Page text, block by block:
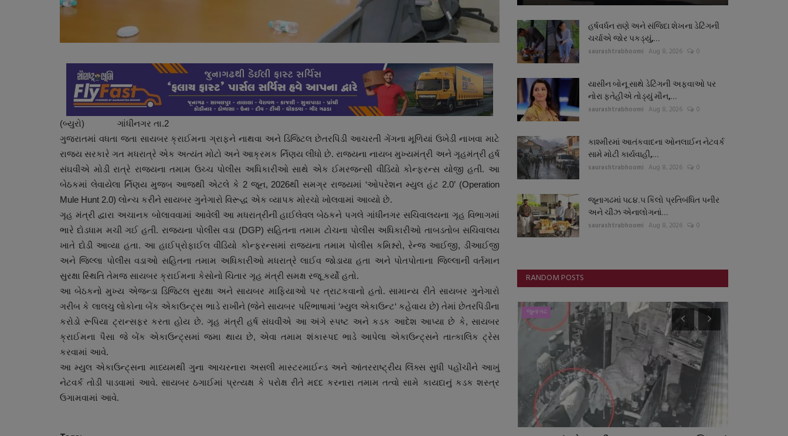
(બ્યુરો) ગાંધીનગર તા.2
ગુજરાતમાં વધતા જતા સાયબર ક્રાઈમના ગ્રાફને નાથવા અને ડિજિટલ છેતરપિંડી આચરતી ગેંગના મૂળિયાં ઉખેડી નાખવા માટે
રાજ્ય સરકારે ગત મધરાત્રે એક અત્યંત મોટો અને આક્રમક ર્નિણય લીધો છે. રાજ્યના નાયબ મુખ્યમંત્રી અને ગૃહમંત્રી હર્ષ
સંઘવીએ મોડી રાત્રે રાજ્યના તમામ ઉચ્ચ પોલીસ અધિકારીઓ સાથે એક ઈમરજન્સી વીડિયો કોન્ફરન્સ યોજી હતી. આ
બેઠકમાં લેવાયેલા ર્નિણય મુજબ આજથી એટલે કે 2 જૂન, 2026થી સમગ્ર રાજ્યમાં ‘ઓપરેશન મ્યુલ હંટ 2.0’ (Operation
Mule Hunt 2.0) લોન્ચ કરીને સાયબર ગુનેગારો વિરૂદ્ધ એક વ્યાપક મોરચો ખોલવામાં આવ્યો છે.
ગૃહ મંત્રી દ્વારા અચાનક બોલાવવામાં આવેલી આ મધરાત્રીની હાઈલેવલ બેઠકને પગલે ગાંધીનગર સચિવાલયના ગૃહ વિભાગમાં
ભારે દોડધામ મચી ગઈ હતી. રાજ્યના પોલીસ વડા (DGP) સહિતના તમામ ટોચના પોલીસ અધિકારીઓ તાબડતોબ સચિવાલય
ખાતે દોડી આવ્યા હતા. આ હાઈપ્રોફાઈલ વીડિયો કોન્ફરન્સમાં રાજ્યના તમામ પોલીસ કમિશ્નરો, રેન્જ આઈજી, ડીઆઈજી
અને જિલ્લા પોલીસ વડાઓ સહિતના તમામ અધિકારીઓ મધરાત્રે લાઈવ જોડાયા હતા અને પોતપોતાના જિલ્લાની વર્તમાન
સુરક્ષા સ્થિતિ તેમજ સાયબર ક્રાઈમના કેસોનો ચિતાર ગૃહ મંત્રી સમક્ષ રજૂ કર્યો હતો.
આ બેઠકનો મુખ્ય એજન્ડા ડિજિટલ સુરક્ષા અને સાયબર માફિયાઓ પર ત્રાટકવાનો હતો. સામાન્ય રીતે સાયબર ગુનેગારો
ગરીબ કે લાલચુ લોકોના બેંક એકાઉન્ટ્સ ભાડે રાખીને (જેને સાયબર પરિભાષામાં ‘મ્યુલ એકાઉન્ટ‘ કહેવાય છે) તેમાં છેતરપિંડીના
કરોડો રૂપિયા ટ્રાન્સફર કરતા હોય છે. ગૃહ મંત્રી હર્ષ સંઘવીએ આ અંગે સ્પષ્ટ અને કડક આદેશ આપ્યા છે કે, સાયબર
ક્રાઈમના પૈસા જે બેંક એકાઉન્ટ્સમાં જમા થાય છે, એવા તમામ શંકાસ્પદ ભાડે આપેલા એકાઉન્ટ્સને તાત્કાલિક ટ્રેસ
કરવામાં આવે.
આ મ્યુલ એકાઉન્ટ્સના માધ્યમથી ગુના આચરનારા અસલી માસ્ટરમાઈન્ડ અને આંતરરાષ્ટ્રીય લિંક્સ સુધી પહોંચીને આખું
નેટવર્ક તોડી પાડવામાં આવે. સાયબર ઠગાઈમાં પ્રત્યક્ષ કે પરોક્ષ રીતે મદદ કરનારા તમામ તત્વો સામે કાયદાનું કડક શસ્ત્ર
ઉગામવામાં આવે.
હર્ષવર્ધન રાણે અને સંજિદા શેખના ડેટિંગની
ચર્ચાએ જોર પકડ્યું,...
saurashtrabhoomi Aug 8, 2026 0
યાસીન બોનૂ સાથે ડેટિંગની અફવાઓ પર
નોરા ફતેહીએ તોડ્યું મૌન,...
saurashtrabhoomi Aug 8, 2026 0
કાશ્મીરમાં આતંકવાદના ઓનલાઈન નેટવર્ક
સામે મોટી કાર્યવાહી,...
saurashtrabhoomi Aug 8, 2026 0
જૂનાગઢમાં ૫૮૪.૫ કિલો પ્રતિબંધિત પનીર
અને ચીઝ એનાલોગનાં...
saurashtrabhoomi Aug 8, 2026 0
RANDOM POSTS
સ્વાસ્થ્ય જુનાગઢ જુનાગઢ